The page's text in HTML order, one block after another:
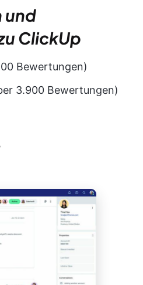
und
ClickUp
Bewertungen)
3.900 Bewertungen)